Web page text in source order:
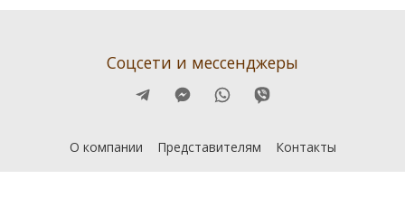
Соцсети и мессенджеры
О компании Представителям Контакты